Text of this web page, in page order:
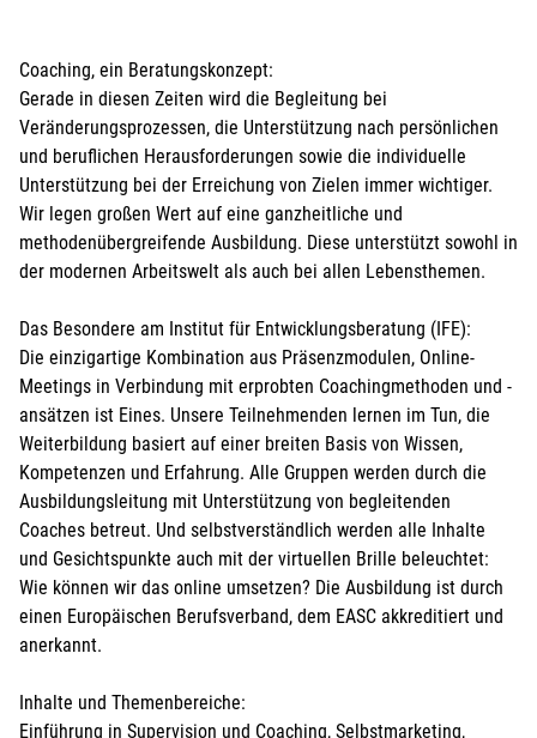
Coaching, ein Beratungskonzept:
Gerade in diesen Zeiten wird die Begleitung bei
Veränderungsprozessen, die Unterstützung nach persönlichen
und beruflichen Herausforderungen sowie die individuelle
Unterstützung bei der Erreichung von Zielen immer wichtiger.
Wir legen großen Wert auf eine ganzheitliche und
methodenübergreifende Ausbildung. Diese unterstützt sowohl in
der modernen Arbeitswelt als auch bei allen Lebensthemen.
Das Besondere am Institut für Entwicklungsberatung (IFE):
Die einzigartige Kombination aus Präsenzmodulen, Online-
Meetings in Verbindung mit erprobten Coachingmethoden und -
ansätzen ist Eines. Unsere Teilnehmenden lernen im Tun, die
Weiterbildung basiert auf einer breiten Basis von Wissen,
Kompetenzen und Erfahrung. Alle Gruppen werden durch die
Ausbildungsleitung mit Unterstützung von begleitenden
Coaches betreut. Und selbstverständlich werden alle Inhalte
und Gesichtspunkte auch mit der virtuellen Brille beleuchtet:
Wie können wir das online umsetzen? Die Ausbildung ist durch
einen Europäischen Berufsverband, dem EASC akkreditiert und
anerkannt.
Inhalte und Themenbereiche:
Einführung in Supervision und Coaching, Selbstmarketing,